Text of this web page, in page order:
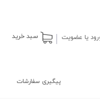
یا عضویت سبد خرید
پیگیری سفارشات